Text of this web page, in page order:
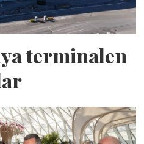
terminalen